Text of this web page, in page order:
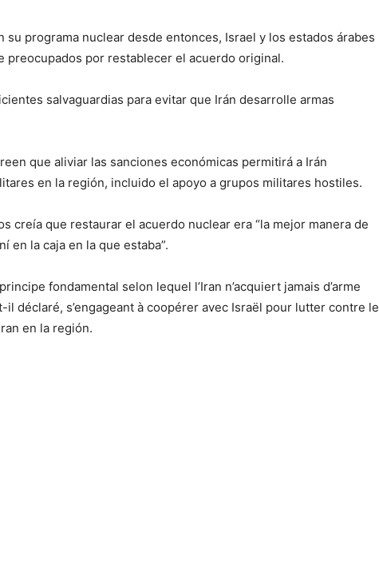
su programa nuclear desde entonces, Israel y los estados árabes
preocupados por restablecer el acuerdo original.
salvaguardias para evitar que Irán desarrolle armas
que aliviar las sanciones económicas permitirá a Irán
en la región, incluido el apoyo a grupos militares hostiles.
creía que restaurar el acuerdo nuclear era “la mejor manera de
en la caja en la que estaba”.
fondamental selon lequel l’Iran n’acquiert jamais d’arme
il déclaré, s’engageant à coopérer avec Israël pour lutter contre le
en la región.